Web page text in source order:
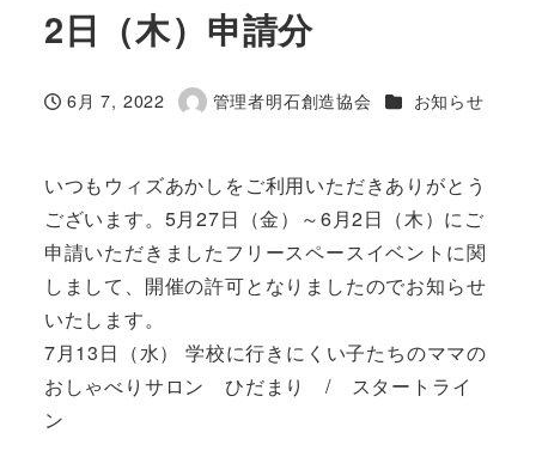
2日（木）申請分
投稿日
6月 7, 2022
著
管理者明石創造協会 カテゴリー
お知らせ
いつもウィズあかしをご利用いただきありがとう
ございます。5月27日（金）～6月2日（木）にご
申請いただきましたフリースペースイベントに関
しまして、開催の許可となりましたのでお知らせ
いたします。
7月13日（水） 学校に行きにくい子たちのママの
おしゃべりサロン ひだまり / スタートライ
ン